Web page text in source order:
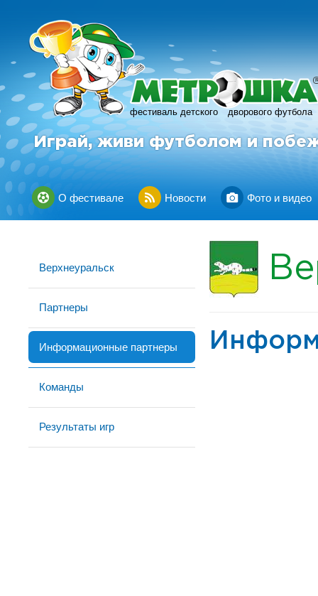
фестиваль детского дворового футбола
R
Играй, живи футболом и
О фестивале Новости Фото и видео
Верхнеуральск
Партнеры
Информационные партнеры
Команды
Результаты игр